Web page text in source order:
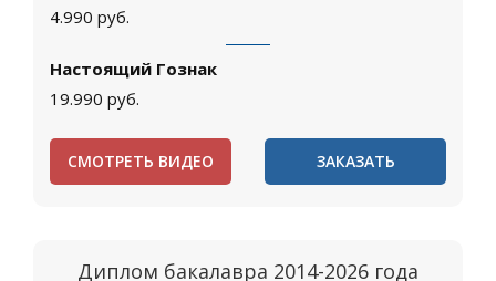
4.990 руб.
Настоящий Гознак
19.990 руб.
СМОТРЕТЬ ВИДЕО ЗАКАЗАТЬ
Диплом бакалавра 2014-2026 года